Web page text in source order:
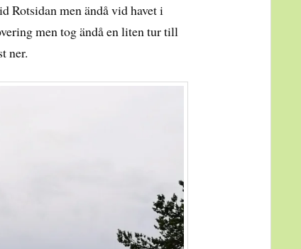
Rotsidan men ändå vid havet i
men tog ändå en liten tur till
ner.